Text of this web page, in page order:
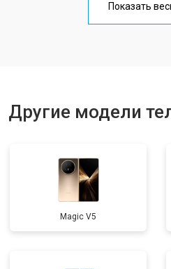
Замена кнопки включения
Показать
Другие модели
Magic V5